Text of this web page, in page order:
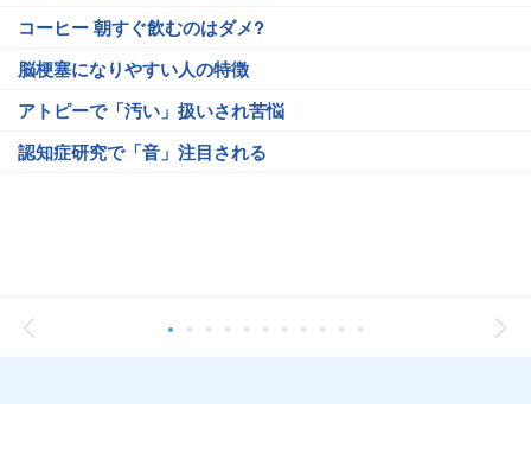
コーヒー 朝すぐ飲むのはダメ?
脳梗塞になりやすい人の特徴
アトピーで「汚い」扱いされ苦悩
認知症研究で「音」注目される